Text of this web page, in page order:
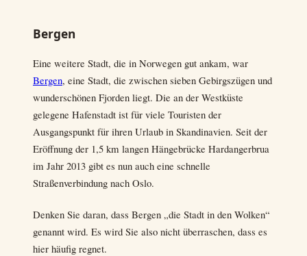
Bergen
Eine weitere Stadt, die in Norwegen gut ankam, war
Bergen, eine Stadt, die zwischen sieben Gebirgszügen und
wunderschönen Fjorden liegt. Die an der Westküste
gelegene Hafenstadt ist für viele Touristen der
Ausgangspunkt für ihren Urlaub in Skandinavien. Seit der
Eröffnung der 1,5 km langen Hängebrücke Hardangerbrua
im Jahr 2013 gibt es nun auch eine schnelle
Straßenverbindung nach Oslo.
Denken Sie daran, dass Bergen „die Stadt in den Wolken“
genannt wird. Es wird Sie also nicht überraschen, dass es
hier häufig regnet.